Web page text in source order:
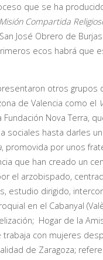
que se ha
Misión Compartida
José Obrero de
ecos habrá que
otros grupos
de Valencia como el
Fundación Nova Terra,
sociales hasta darles
, promovida por unos
que han creado un
el arzobispado,
estudio dirigido,
en el Cabanyal
Hogar de la
trabaja con mujeres
de Zaragoza;